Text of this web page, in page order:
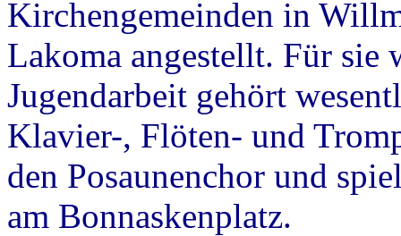
Kirchengemeinden in
Lakoma angestellt. Für
Jugendarbeit gehört
Klavier-, Flöten- und
den Posaunenchor und
am Bonnaskenplatz.